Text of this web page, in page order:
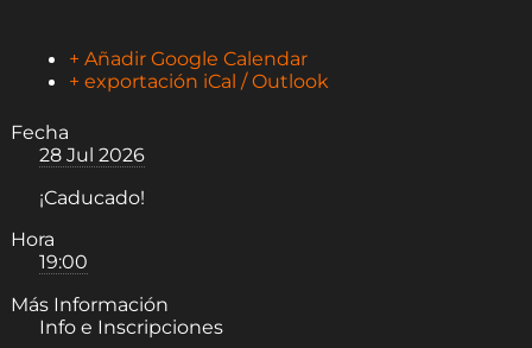
+ Añadir Google Calendar
+ exportación iCal / Outlook
Fecha
28 Jul 2026
¡Caducado!
Hora
19:00
Más Información
Info e Inscripciones